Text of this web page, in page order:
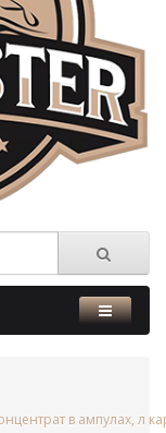
в ампулах, л